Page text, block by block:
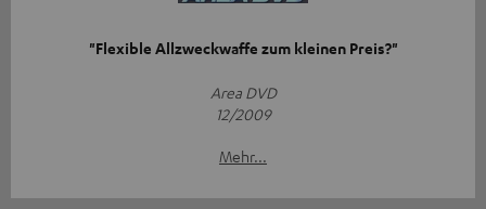
"Flexible Allzweckwaffe zum kleinen Preis?"
Area DVD
12/2009
Mehr...